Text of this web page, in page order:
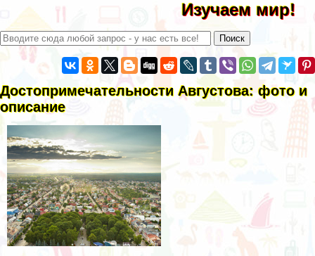
Изучаем мир!
Достопримечательности Августова: фото и
описание